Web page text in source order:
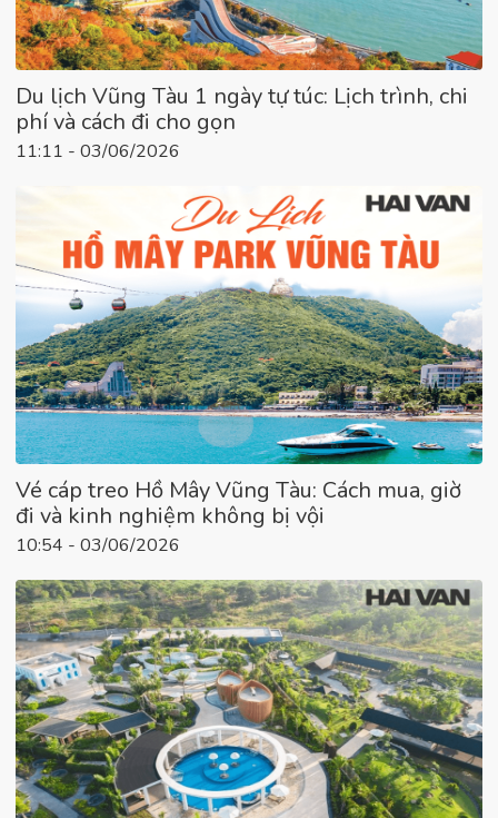
Du lịch Vũng Tàu 1 ngày tự túc: Lịch trình, chi
phí và cách đi cho gọn
11:11 - 03/06/2026
Vé cáp treo Hồ Mây Vũng Tàu: Cách mua, giờ
đi và kinh nghiệm không bị vội
10:54 - 03/06/2026